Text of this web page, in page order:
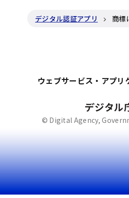
デジタル認証アプリ 商標
ウェブサービス・アプリ
© Digital Agency,